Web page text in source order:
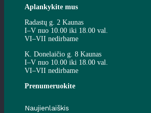
Aplankykite mus
Radastų g. 2 Kaunas
I–V nuo 10.00 iki 18.00 val.
VI–VII nedirbame
K. Donelaičio g. 8 Kaunas
I–V nuo 10.00 iki 18.00 val.
VI–VII nedirbame
Prenumeruokite
Naujienlaiškis